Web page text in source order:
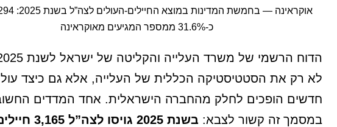
כ-31.6% ממספר המגיעים מאוקראינה
לא רק את הסטטיסטיקה הכללית של העלייה, אלא גם כיצד
חדשים הופכים לחלק מהחברה הישראלית. אחד המדדים
במסמך זה קשור לצבא: בשנת 2025 גויסו לצה”ל 3,165 חיילים-עולים